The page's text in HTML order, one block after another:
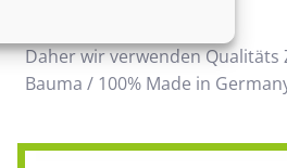
Daher wir verwenden Qualitäts
Bauma / 100% Made in